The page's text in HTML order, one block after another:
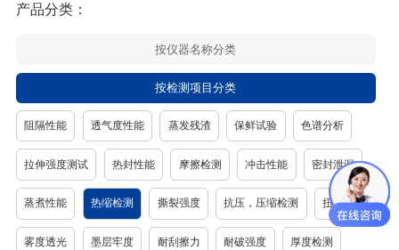
产品分类：
按仪器名称分类
按检测项目分类
阻隔性能 透气度性能 蒸发残渣 保鲜试验 色谱分析
拉伸强度测试 热封性能 摩擦检测 冲击性能 密封泄漏
蒸煮性能 热缩检测 撕裂强度 抗压，压缩检测 扭力强度
雾度透光 墨层牢度 耐刮擦力 耐破强度 厚度检测